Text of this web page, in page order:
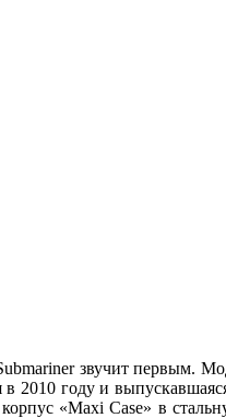
звучит первым.
году и
«Maxi Case» в